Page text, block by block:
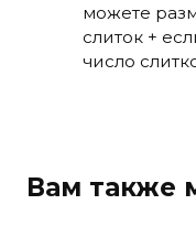
можете
слиток +
число
Вам также